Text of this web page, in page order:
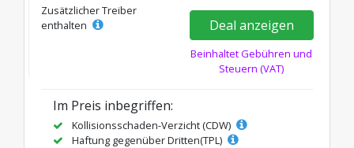
Zusätzlicher Treiber
enthalten
Deal anzeigen
Beinhaltet Gebühren und
Steuern (VAT)
Im Preis inbegriffen:
Kollisionsschaden-Verzicht (CDW)
Haftung gegenüber Dritten(TPL)